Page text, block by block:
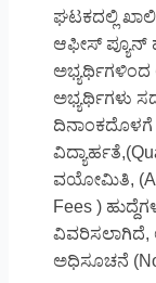
ಘಟಕದಲ್ಲಿ ಖಾಲಿ
ಆಫೀಸ್ ಪ್ಯೂನ್
ಅಭ್ಯರ್ಥಿಗಳಿಂದ
ಅಭ್ಯರ್ಥಿಗಳು
ದಿನಾಂಕದೊಳಗೆ
ವಯೋಮಿತಿ,
Fees )
ವಿವರಿಸಲಾಗಿದೆ,
ಅಧಿಸೂಚನೆ